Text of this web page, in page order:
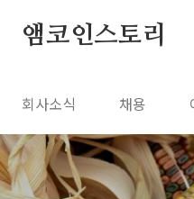
앰코인스토리
회사소식 채용